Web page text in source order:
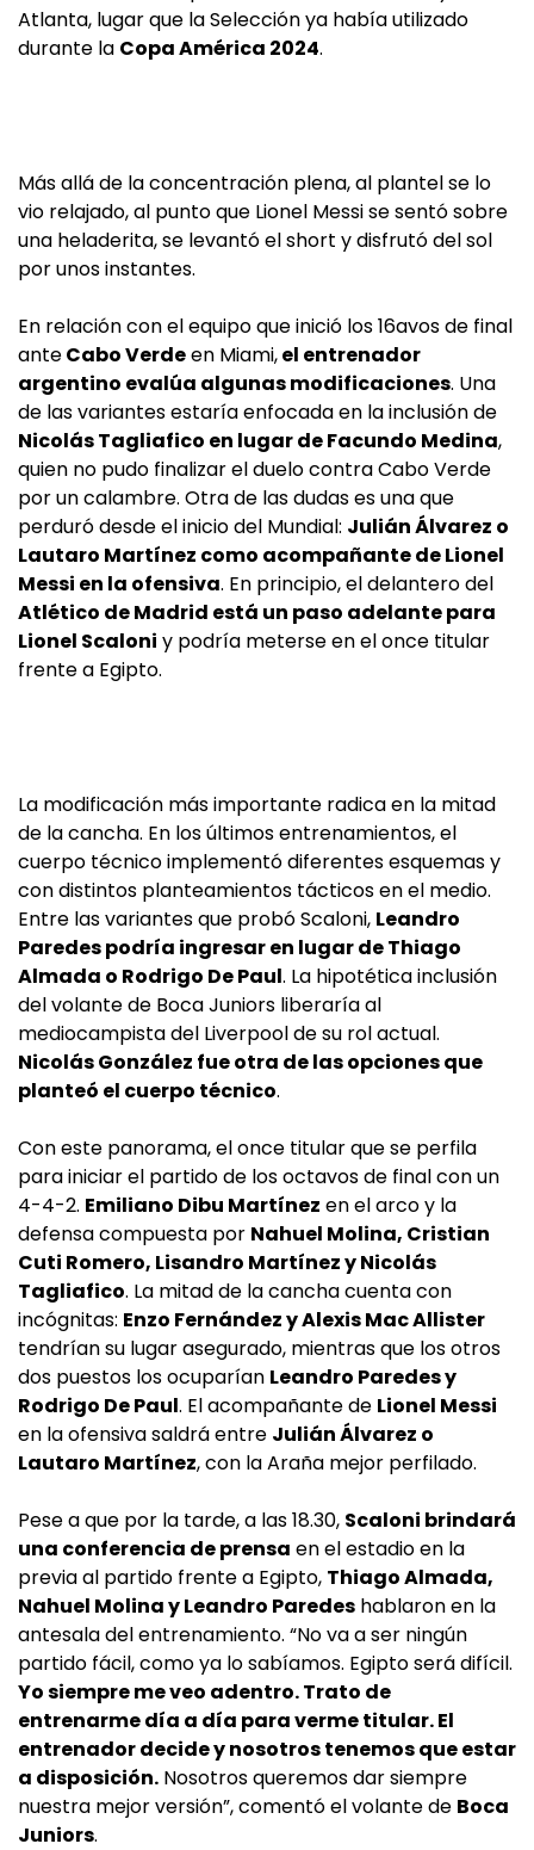
Atlanta, lugar que la Selección ya había utilizado
durante la Copa América 2024.
Más allá de la concentración plena, al plantel se lo
vio relajado, al punto que Lionel Messi se sentó sobre
una heladerita, se levantó el short y disfrutó del sol
por unos instantes.
En relación con el equipo que inició los 16avos de final
anteCabo Verdeen Miami,el entrenador
argentino evalúa algunas modificaciones. Una
de las variantes estaría enfocada en la inclusión de
Nicolás Tagliafico en lugar de Facundo Medina,
quien no pudo finalizar el duelo contra Cabo Verde
por un calambre. Otra de las dudas es una que
perduró desde el inicio del Mundial: Julián Álvarez o
Lautaro Martínez como acompañante de Lionel
Messi en la ofensiva. En principio, el delantero del
Atlético de Madrid está un paso adelante para
Lionel Scaloni y podría meterse en el once titular
frente a Egipto.
La modificación más importante radica en la mitad
de la cancha. En los últimos entrenamientos, el
cuerpo técnico implementó diferentes esquemas y
con distintos planteamientos tácticos en el medio.
Entre las variantes que probó Scaloni, Leandro
Paredes podría ingresar en lugar de Thiago
Almada o Rodrigo De Paul. La hipotética inclusión
del volante de Boca Juniors liberaría al
mediocampista del Liverpool de su rol actual.
Nicolás González fue otra de las opciones que
planteó el cuerpo técnico.
Con este panorama, el once titular que se perfila
para iniciar el partido de los octavos de final con un
4-4-2. Emiliano Dibu Martínez en el arco y la
defensa compuesta por Nahuel Molina, Cristian
Cuti Romero, Lisandro Martínez y Nicolás
Tagliafico. La mitad de la cancha cuenta con
incógnitas: Enzo Fernández y Alexis Mac Allister
tendrían su lugar asegurado, mientras que los otros
dos puestos los ocuparían Leandro Paredes y
Rodrigo De Paul. El acompañante de Lionel Messi
en la ofensiva saldrá entre Julián Álvarez o
Lautaro Martínez, con la Araña mejor perfilado.
Pese a que por la tarde, a las 18.30, Scaloni brindará
una conferencia de prensa en el estadio en la
previa al partido frente a Egipto, Thiago Almada,
Nahuel Molina y Leandro Paredes hablaron en la
antesala del entrenamiento. “No va a ser ningún
partido fácil, como ya lo sabíamos. Egipto será difícil.
Yo siempre me veo adentro. Trato de
entrenarme día a día para verme titular. El
entrenador decide y nosotros tenemos que estar
a disposición. Nosotros queremos dar siempre
nuestra mejor versión”, comentó el volante de Boca
Juniors.